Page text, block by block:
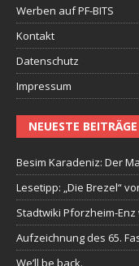
Werben auf PF-BITS
Kontakt
Datenschutz
Impressum
NEUESTE BEITRÄGE
Besim Karadeniz: Der
Lesetipp: „Die Brezel“
Stadtwiki Pforzheim-
Aufzeichnung des 65.
We’ll be back.